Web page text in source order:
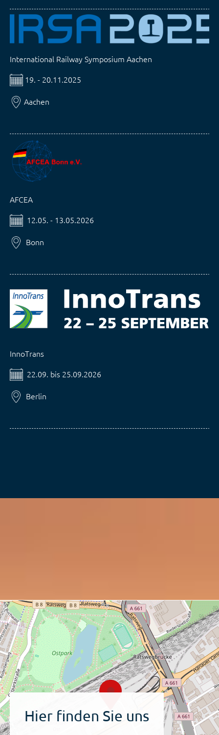
International Railway Symposium Aachen
19. - 20.11.2025
Aachen
AFCEA
12.05. - 13.05.2026
Bonn
InnoTrans
22.09. bis 25.09.2026
Berlin
Hier finden Sie uns